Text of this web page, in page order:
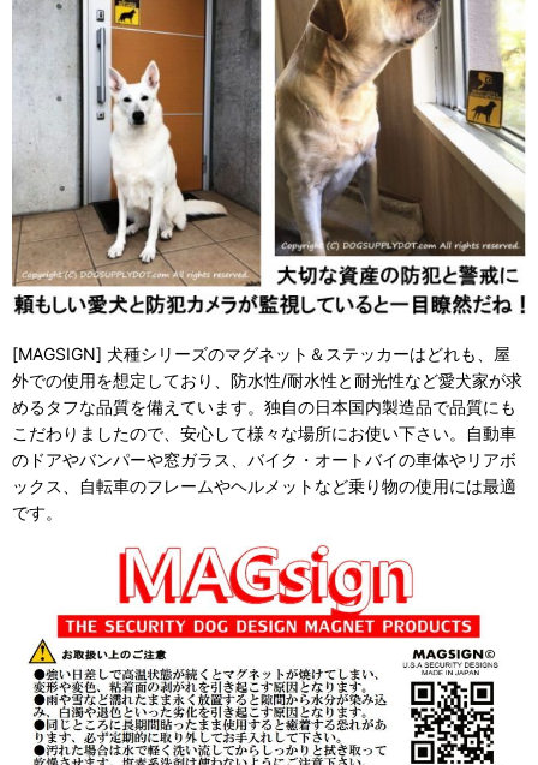
[MAGSIGN] 犬種シリーズのマグネット＆ステッカーはどれも、屋
外での使用を想定しており、防水性/耐水性と耐光性など愛犬家が求
めるタフな品質を備えています。独自の日本国内製造品で品質にも
こだわりましたので、安心して様々な場所にお使い下さい。自動車
のドアやバンパーや窓ガラス、バイク・オートバイの車体やリアボ
ックス、自転車のフレームやヘルメットなど乗り物の使用には最適
です。